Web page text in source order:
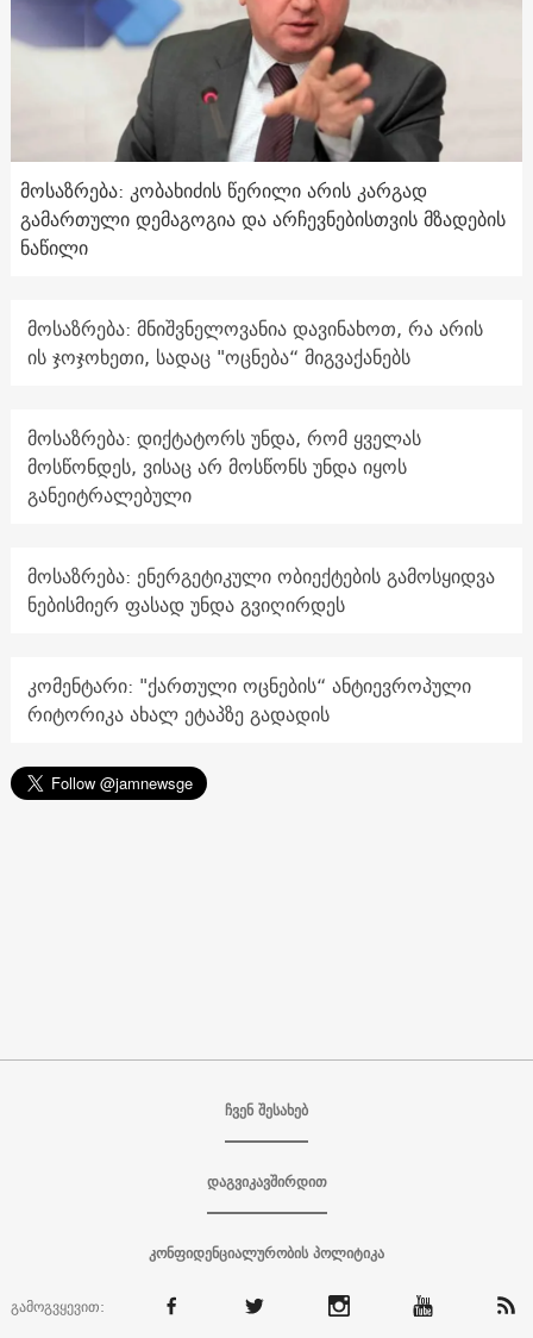
მოსაზრება: კობახიძის წერილი არის კარგად
გამართული დემაგოგია და არჩევნებისთვის მზადების
ნაწილი
მოსაზრება: მნიშვნელოვანია დავინახოთ, რა არის
ის ჯოჯოხეთი, სადაც "ოცნება“ მიგვაქანებს
მოსაზრება: დიქტატორს უნდა, რომ ყველას
მოსწონდეს, ვისაც არ მოსწონს უნდა იყოს
განეიტრალებული
მოსაზრება: ენერგეტიკული ობიექტების გამოსყიდვა
ნებისმიერ ფასად უნდა გვიღირდეს
კომენტარი: "ქართული ოცნების“ ანტიევროპული
რიტორიკა ახალ ეტაპზე გადადის
ჩვენ შესახებ
დაგვიკავშირდით
კონფიდენციალურობის პოლიტიკა
გამოგვყევით: